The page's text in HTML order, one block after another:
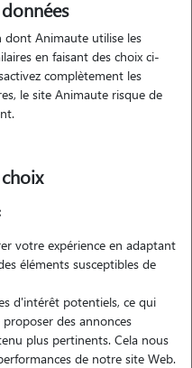
sans engagement
dont Animaute utilise les
en faisant des choix ci-
complètement les
le site Animaute risque de
votre expérience en adaptant
éléments susceptibles de
d'intérêt potentiels, ce qui
des annonces
plus pertinents. Cela nous
de notre site Web.